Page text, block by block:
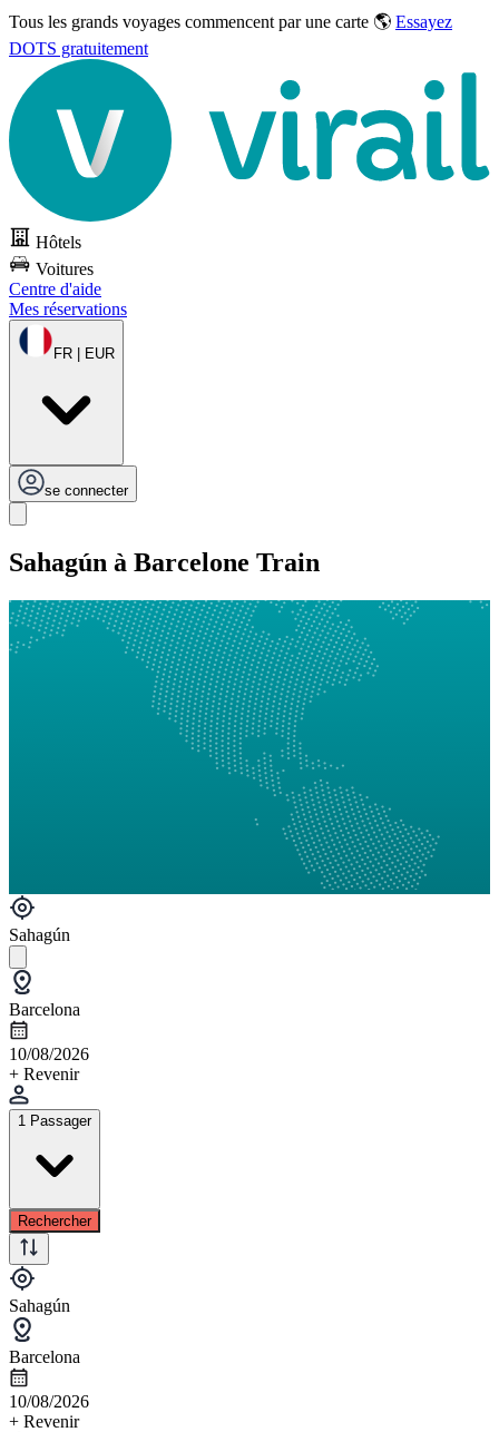
Tous les grands voyages commencent par une carte 🌎 Essayez
DOTS gratuitement
Hôtels
Voitures
Centre d'aide
Mes réservations
FR | EUR
se connecter
Sahagún à Barcelone Train
Sahagún
Barcelona
10/08/2026
+ Revenir
1 Passager
Rechercher
Sahagún
Barcelona
10/08/2026
+ Revenir